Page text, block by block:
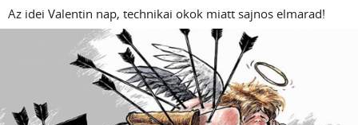
Az idei Valentin nap, technikai okok miatt sajnos elmarad!